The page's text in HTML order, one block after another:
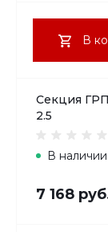
В
Секция
2.5
В наличии
7 168